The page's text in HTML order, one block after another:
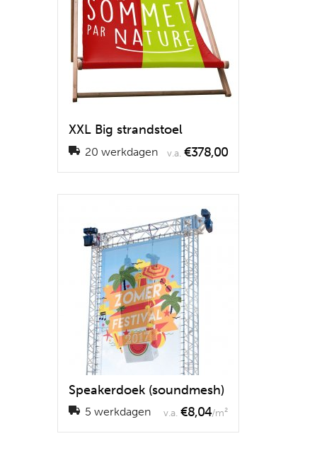
XXL Big strandstoel
20 werkdagen v.a. €378,00
Speakerdoek (soundmesh)
5 werkdagen v.a. €8,04/m²